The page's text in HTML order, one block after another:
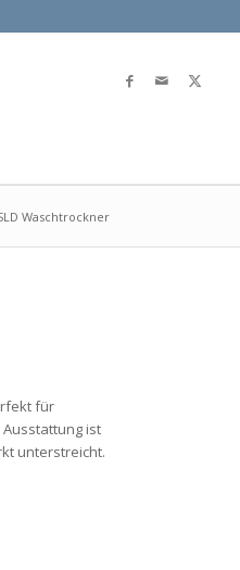
Waschtrockner
für
ist
unterstreicht.